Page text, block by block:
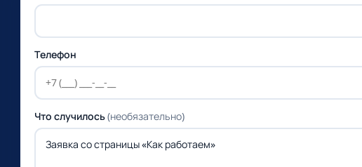
Телефон
Что случилось(необязательно)